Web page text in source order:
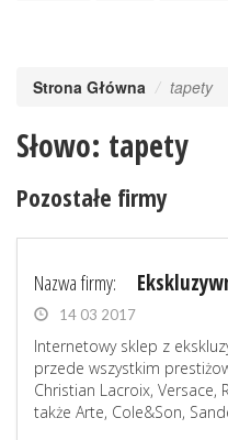
Strona Główna tapety
Słowo: tapety
Pozostałe firmy
Nazwa firmy:
14 03 2017
Internetowy sklep z
przede wszystkim
Christian Lacroix, Versace,
także Arte, Cole&Son,